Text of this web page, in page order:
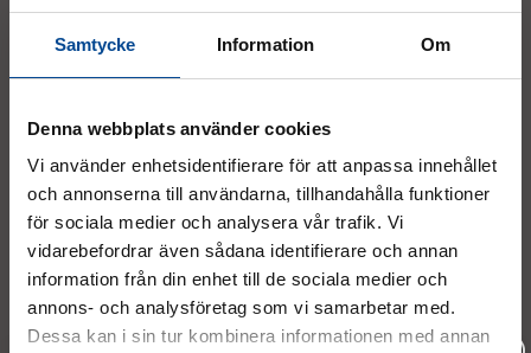
Samtycke Information Om
Denna webbplats använder cookies
Vi använder enhetsidentifierare för att anpassa innehållet
och annonserna till användarna, tillhandahålla funktioner
för sociala medier och analysera vår trafik. Vi
vidarebefordrar även sådana identifierare och annan
information från din enhet till de sociala medier och
annons- och analysföretag som vi samarbetar med.
Dessa kan i sin tur kombinera informationen med annan
order@micrologistic.com
support@micrologistic.com
Tumstocksvägen 11 A (
187 66 Täby
Mån–Tor:
7.30–16.30
Fre:7.30–14.00
(lunch 12.00–12.30)
AVVIKANDE ÖPPETTIDER